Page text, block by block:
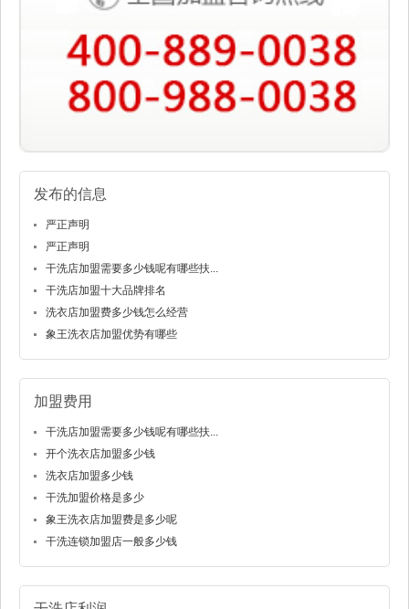
发布的信息
严正声明
严正声明
干洗店加盟需要多少钱呢有哪些扶...
干洗店加盟十大品牌排名
洗衣店加盟费多少钱怎么经营
象王洗衣店加盟优势有哪些
加盟费用
干洗店加盟需要多少钱呢有哪些扶...
开个洗衣店加盟多少钱
洗衣店加盟多少钱
干洗加盟价格是多少
象王洗衣店加盟费是多少呢
干洗连锁加盟店一般多少钱